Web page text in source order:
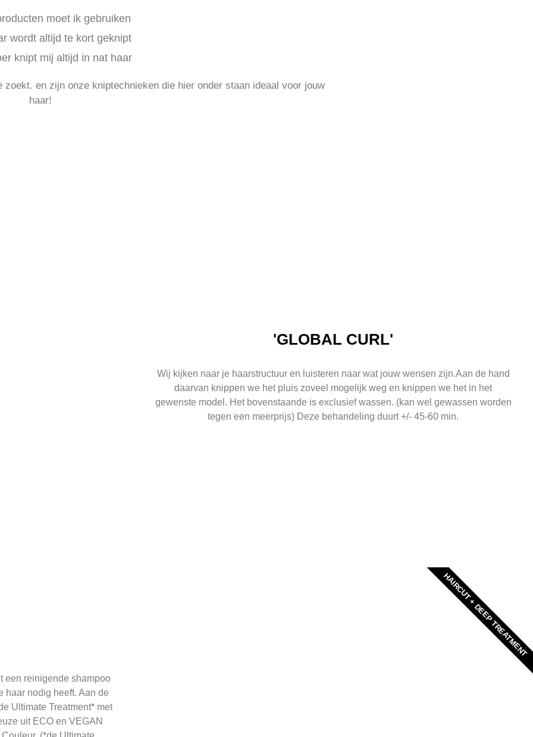
moet ik gebruiken
wordt altijd te kort geknipt
knipt mij altijd in nat haar
en zijn onze kniptechnieken die hier onder staan ideaal voor jouw
haar!
'GLOBAL CURL'
Wij kijken naar je haarstructuur en luisteren naar wat jouw wensen zijn.Aan de hand
daarvan knippen we het pluis zoveel mogelijk weg en knippen we het in het
gewenste model. Het bovenstaande is exclusief wassen. (kan wel gewassen worden
tegen een meerprijs) Deze behandeling duurt +/- 45-60 min.
een reinigende shampoo
haar nodig heeft. Aan de
Ultimate Treatment* met
uit ECO en VEGAN
HAIRCUT + DEEP TREATMENT